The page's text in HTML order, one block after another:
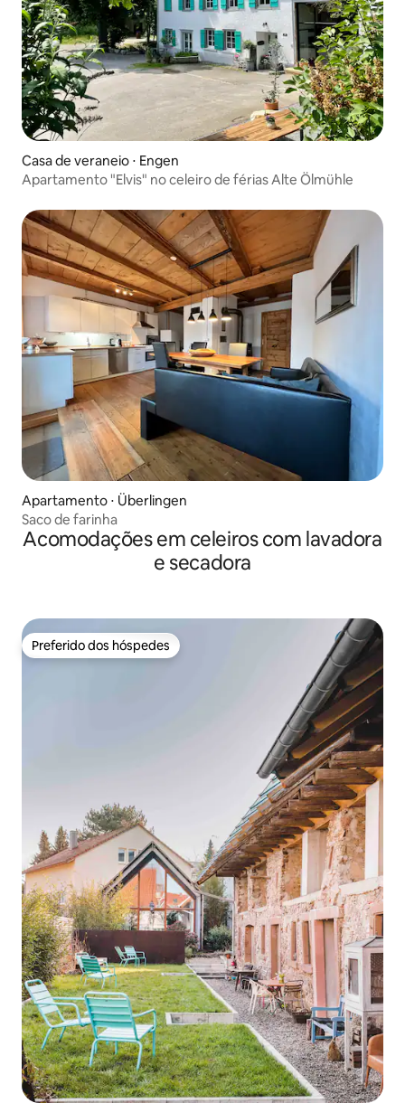
Casa de veraneio ⋅ Engen
Apartamento "Elvis" no celeiro de férias Alte Ölmühle
Apartamento ⋅ Überlingen
Saco de farinha
Acomodações em celeiros com lavadora
e secadora
Preferido dos hóspedes
Preferido dos hóspedes